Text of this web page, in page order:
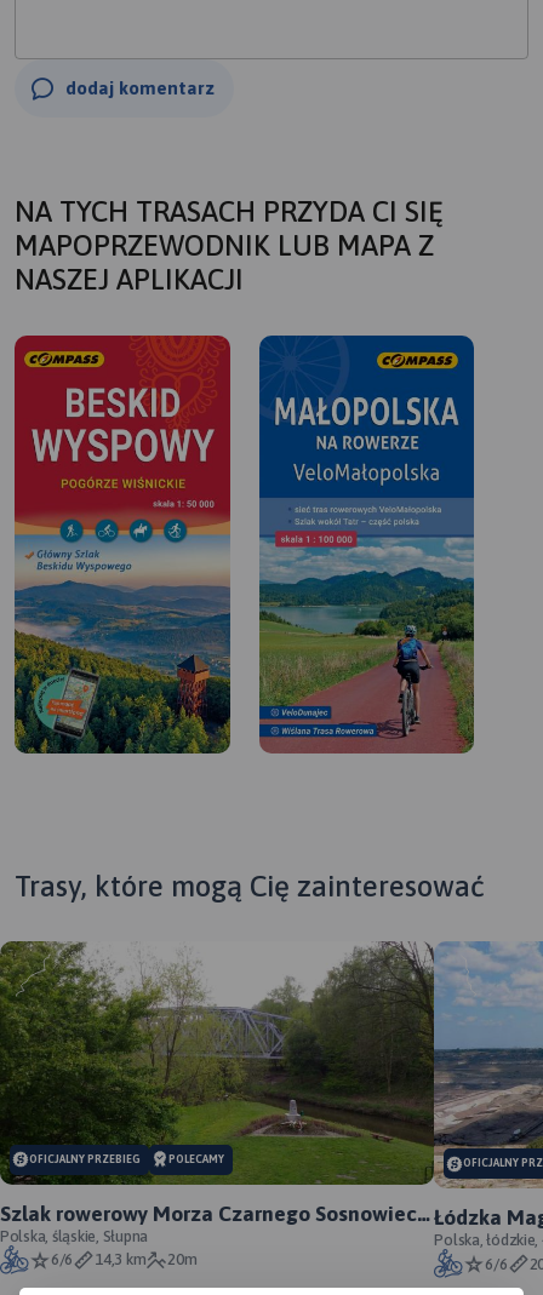
dodaj komentarz
NA TYCH TRASACH PRZYDA CI SIĘ
MAPOPRZEWODNIK LUB MAPA Z
NASZEJ APLIKACJI
MAPA TURYSTYCZNA W
APLIKACJI TRASEO
którą można otworzyć jako
jeden z podkłądów offline w
aplikacji mobilnej Traseo.
Trasy, które mogą Cię zainteresować
OFICJALNY PRZEBIEG POLECAMY
Szlak rowerowy Morza Czarnego Sosnowiec -
oficjalny przebieg
Polska, śląskie, Słupna
6/6
14,3 km 20m
OFICJALNY
Łódzka
Polska, łódzkie,
6/6